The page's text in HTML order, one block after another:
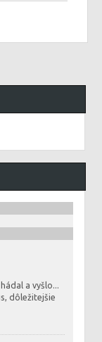
a vyšlo...
dôležitejšie